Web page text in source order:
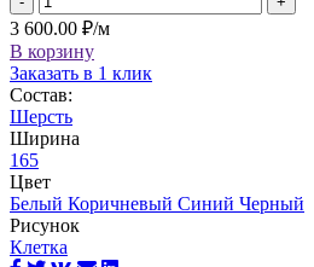
3 600.00 ₽/м
В корзину
Заказать в 1 клик
Состав:
Шерсть
Ширина
165
Цвет
Белый Коричневый Синий Черный
Рисунок
Клетка